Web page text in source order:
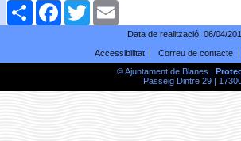
ComparteixFacebookTwitter
Data de realització: 06/04/
Accessibilitat
Correu de contacte
© Ajuntament de Blanes |
Passeig Dintre 29 |